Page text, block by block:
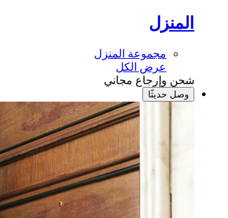
المنزل
مجموعة المنزل
عرض الكل
شحن وإرجاع مجاني
وصل حديثًا